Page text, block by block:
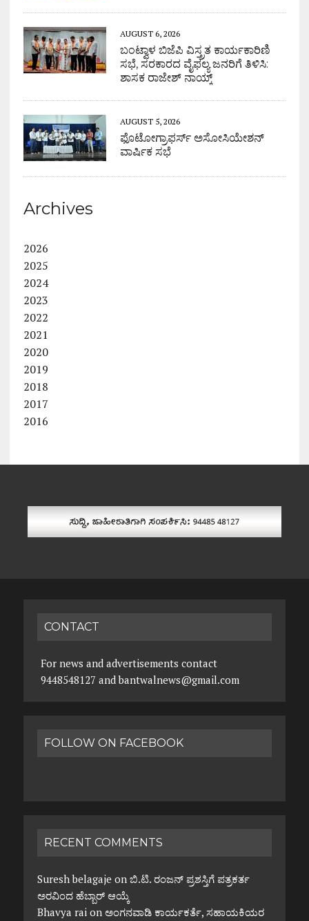
AUGUST 6, 2026
ಬಂಟ್ವಾಳ ಬಿಜೆಪಿ ವಿಸ್ತ್ರತ ಕಾರ್ಯಕಾರಿಣಿ
ಸಭೆ, ಸರಕಾರದ ವೈಫಲ್ಯ ಜನರಿಗೆ ತಿಳಿಸಿ:
ಶಾಸಕ ರಾಜೇಶ್ ನಾಯ್ಕ್
AUGUST 5, 2026
ಫೊಟೋಗ್ರಾಫರ್ಸ್ ಅಸೋಸಿಯೇಶನ್
ವಾರ್ಷಿಕ ಸಭೆ
Archives
2026
2025
2024
2023
2022
2021
2020
2019
2018
2017
2016
CONTACT
For news and advertisements contact
9448548127 and bantwalnews@gmail.com
FOLLOW ON FACEBOOK
RECENT COMMENTS
Suresh belagaje on ಬಿ.ಟಿ. ರಂಜನ್ ಪ್ರಶಸ್ತಿಗೆ ಪತ್ರಕರ್ತ
ಅರವಿಂದ ಹೆಬ್ಬಾರ್ ಆಯ್ಕೆ
Bhavya raion ಅಂಗನವಾಡಿ ಕಾರ್ಯಕರ್ತೆ, ಸಹಾಯಕಿಯರ